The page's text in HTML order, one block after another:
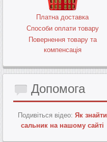
Платна доставка
Способи оплати товару
Повернення товару та
компенсація
Допомога
Подивіться відео: Як знайти
сальник на нашому сайті